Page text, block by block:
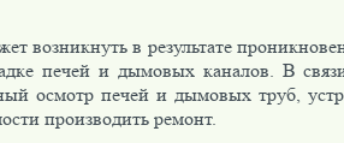
возникнуть в результате
печей и дымовых каналов. В
осмотр печей и дымовых труб,
производить ремонт.